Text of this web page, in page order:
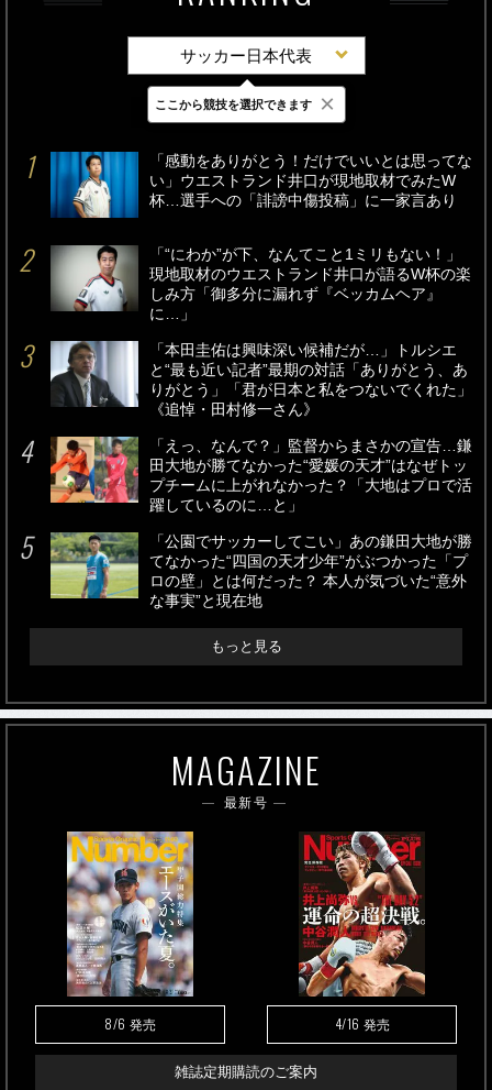
サッカー日本代表
最新 24時間 週間
「感動をありがとう！だけでいいとは思ってな
い」ウエストランド井口が現地取材でみたW
杯…選手への「誹謗中傷投稿」に一家言あり
「“にわか”が下、なんてこと1ミリもない！」
現地取材のウエストランド井口が語るW杯の楽
しみ方「御多分に漏れず『ベッカムヘア』
に…」
「本田圭佑は興味深い候補だが…」トルシエ
と“最も近い記者”最期の対話「ありがとう、あ
りがとう」「君が日本と私をつないでくれた」
《追悼・田村修一さん》
「えっ、なんで？」監督からまさかの宣告…鎌
田大地が勝てなかった“愛媛の天才”はなぜトッ
プチームに上がれなかった？「大地はプロで活
躍しているのに…と」
「公園でサッカーしてこい」あの鎌田大地が勝
てなかった“四国の天才少年”がぶつかった「プ
ロの壁」とは何だった？ 本人が気づいた“意外
な事実”と現在地
もっと見る
MAGAZINE
最新号
8/6 発売 4/16 発売
雑誌定期購読のご案内
ここから競技を選択できます ×